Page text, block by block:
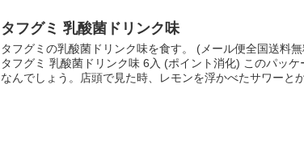
タフグミ 乳酸菌ドリンク味
タフグミの乳酸菌ドリンク味を食す。 (メール便全国送料
タフグミ 乳酸菌ドリンク味 6入 (ポイント消化) このパッケ
なんでしょう。店頭で見た時、レモンを浮かべたサワーとか